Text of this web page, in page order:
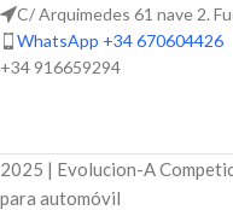
C/ Arquimedes 61 nave 2.
WhatsApp +34 670604426
+34 916659294
2025 | Evolucion-A
para automóvil